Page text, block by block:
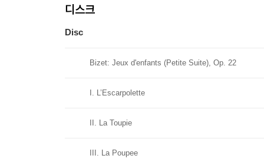
디스크
Disc
Bizet: Jeux d'enfants (Petite Suite), Op. 22
I. L’Escarpolette
II. La Toupie
III. La Poupee